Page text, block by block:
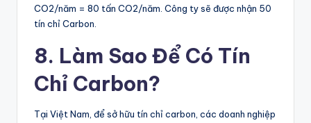
CO2/năm = 80 tấn CO2/năm. Công ty sẽ được nhận 50
tín chỉ Carbon.
8. Làm Sao Để Có Tín
Chỉ Carbon?
Tại Việt Nam, để sở hữu tín chỉ carbon, các doanh nghiệp